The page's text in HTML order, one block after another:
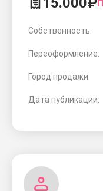
Собственность:
Переоформление:
Город продажи:
Дата публикации: